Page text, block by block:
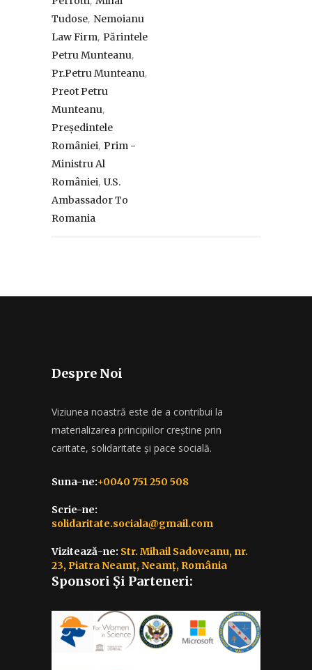
Tudose, Nemoianu
Law Firm, Părintele
Petru Munteanu,
Pr.Petru Munteanu,
Preot Petru
Munteanu,
Președintele
României, Prim -
Ministru Al
României, U.S.
Ambassador To
Romania
Despre Noi
Viziunea noastră este de a contribui la
materializarea principiilor creștine prin
caritate, solidaritate și pace socială.
Suna-ne:+0040 751 250 508
Scrie-ne:
solidaritate.sociala@gmail.com
Vizitează-ne: Str. Mihail Sadoveanu, nr.
23, Piatra Neamț, Neamț, România
Sponsori Și Parteneri: